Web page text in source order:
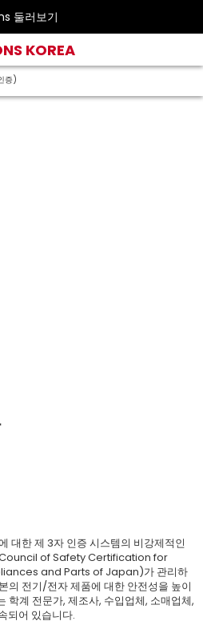
둘러보기
KOREA
증)
대한 제 3자 인증 시스템의 비강제적인
of Safety Certification for
and Parts of Japan)가 관리하
의 전기/전자 제품에 대한 안전성을 높이
학계 전문가, 제조사, 수입업체, 소매업체,
되어 있습니다.